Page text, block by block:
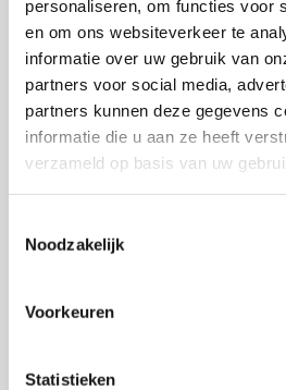
personaliseren, om functies voor
en om ons websiteverkeer te
informatie over uw gebruik van
partners voor social media,
partners kunnen deze gegevens
informatie die u aan ze heeft
verzameld op basis van uw
Noodzakelijk
Voorkeuren
Statistieken